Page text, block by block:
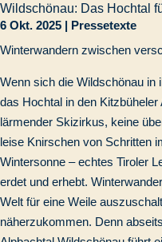
Wildschönau: Das Hochtal
6 Okt. 2025 | Pressetexte
Winterwandern zwischen
Wenn sich die Wildschönau in
das Hochtal in den
lärmender Skizirkus, keine
leise Knirschen von Schritten
Wintersonne – echtes Tiroler
erdet und erhebt.
Welt für eine Weile
näherzukommen. Denn